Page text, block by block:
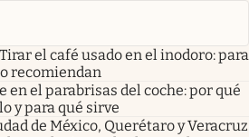
Tirar el café usado en el inodoro: para
recomiendan
en el parabrisas del coche: por qué
y para qué sirve
de México, Querétaro y Veracruz